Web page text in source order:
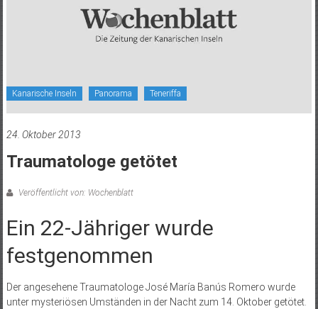
Kanarische Inseln Panorama Teneriffa
24. Oktober 2013
Traumatologe getötet
Veröffentlicht von: Wochenblatt
Ein 22-Jähriger wurde
festgenommen
Der angesehene Traumatologe José María Banús Romero wurde
unter mysteriösen Umständen in der Nacht zum 14. Oktober getötet.